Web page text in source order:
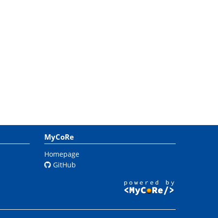
MyCoRe
Homepage
GitHub